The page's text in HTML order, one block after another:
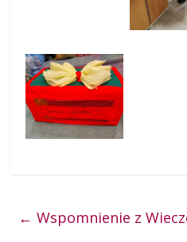
← Wspomnienie z